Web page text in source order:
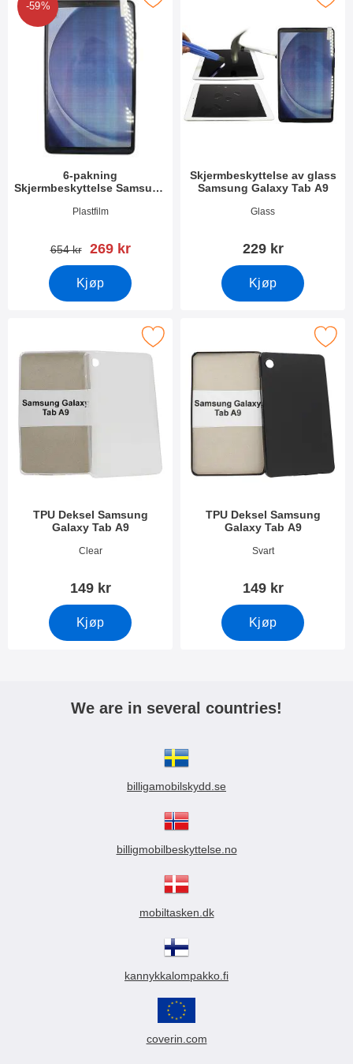
-59%
6-pakning
Skjermbeskyttelse Samsung
Varenummer 49995
Plastfilm
gammel pris
654 kr ny pris
269 kr
Kjøp
Skjermbeskyttelse av glass
Samsung Galaxy Tab A9
Varenummer 49996
Glass
229 kr
Kjøp
TPU Deksel Samsung
Galaxy Tab A9
Varenummer 54723
Clear
149 kr
Kjøp
tPU Deksel Samsung Galaxy Tab A9 som favoritt
TPU Deksel Samsung
Galaxy Tab A9
Varenummer 54724
Svart
149 kr
Kjøp
Merk tPU Deksel Samsung
We are in several countries!
billigamobilskydd.se
billigmobilbeskyttelse.no
mobiltasken.dk
kannykkalompakko.fi
coverin.com